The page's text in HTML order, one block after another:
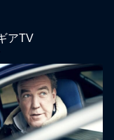
アTV